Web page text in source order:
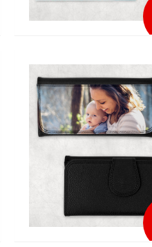
CAVALETE
mais info
add à lista